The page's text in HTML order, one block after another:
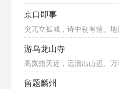
京口即事
突兀立孤城，诗中别有情。
游乌龙山寺
高岚指天近，远溜出山迟。
留题麟州